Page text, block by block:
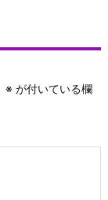
※ が付いている欄